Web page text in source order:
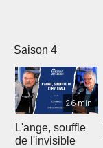
Saison 4
26 min
L'ange, souffle
de l'invisible